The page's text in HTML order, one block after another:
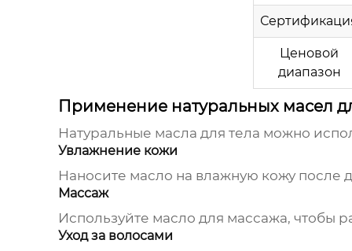
Ценовой
диапазон
Применение натуральных масел
Натуральные масла для тела можно
Увлажнение кожи
Наносите масло на влажную кожу после
Массаж
Используйте масло для массажа,
Уход за волосами